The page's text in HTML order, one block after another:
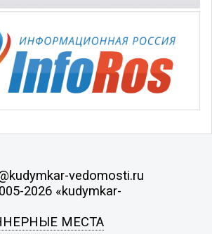
vedomosti.ru
2026 «kudymkar-
МЕСТА